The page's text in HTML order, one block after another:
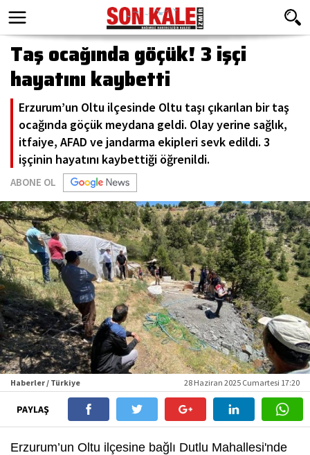
Taş ocağında göçük! 3 işçi
hayatını kaybetti
Erzurum’un Oltu ilçesinde Oltu taşı çıkarılan bir taş
ocağında göçük meydana geldi. Olay yerine sağlık,
itfaiye, AFAD ve jandarma ekipleri sevk edildi. 3
işçinin hayatını kaybettiği öğrenildi.
ABONE OL
Haberler / Türkiye 28 Haziran 2025 Cumartesi 17:20
PAYLAŞ
Erzurum’un Oltu ilçesine bağlı Dutlu Mahallesi'nde